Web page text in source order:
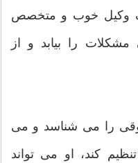
یک وکیل خوب و متخصص
را بیابد و از
را می شناسد و می
کند، او می تواند